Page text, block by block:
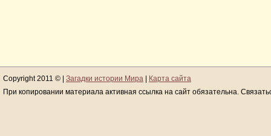
Copyright 2011 © | Загадки истории Мира
Карта сайта
При копировании материала активная ссылка на сайт обязательна.